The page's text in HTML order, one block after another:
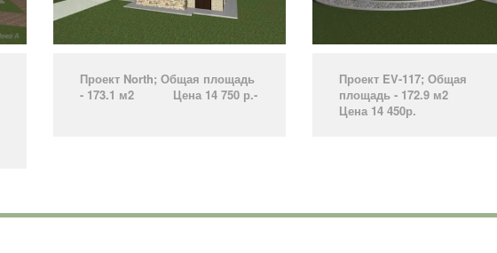
Проект North­; Общая площадь
- 173.1 м2 Цена 14 750 р.­
Проект EV-117; Общая
площадь - 172.9 м2
Цена 14 450р.